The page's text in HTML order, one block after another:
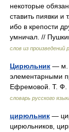
некоторые
ставить пиявки
ибо в крепости
умничал. //
слов из
Цирюльник — м.
элементарными
Ефремовой. Т.
словарь русского
цирюльник —
цирюльников,